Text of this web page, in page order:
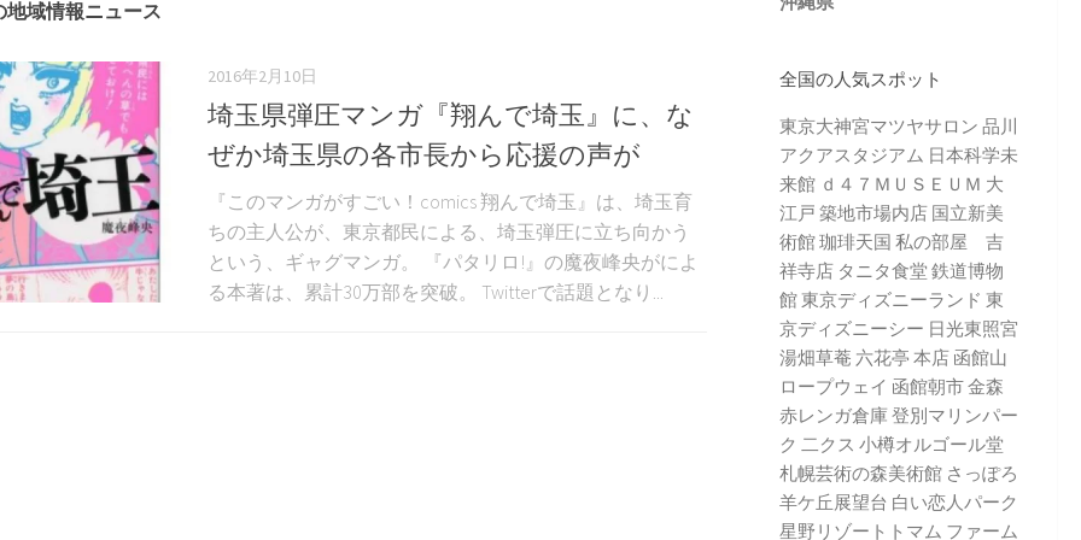
地域情報ニュース
2016年2月10日
埼玉県弾圧マンガ『翔んで埼玉』に、な
ぜか埼玉県の各市長から応援の声が
『このマンガがすごい！comics 翔んで埼玉』は、埼玉育
ちの主人公が、東京都民による、埼玉弾圧に立ち向かう
という、ギャグマンガ。 『パタリロ!』の魔夜峰央がによ
る本著は、累計30万部を突破。 Twitterで話題となり...
全国の人気スポット
東京大神宮マツヤサロン 品川
アクアスタジアム 日本科学未
来館 ｄ４７ＭＵＳＥＵＭ 大
江戸 築地市場内店 国立新美
術館珈琲天国 私の部屋 吉
祥寺店 タニタ食堂 鉄道博物
館東京ディズニーランド 東
京ディズニーシー 日光東照宮
湯畑草菴 六花亭 本店 函館山
ロープウェイ 函館朝市金森
赤レンガ倉庫登別マリンパー
ク 二クス 小樽オルゴール堂
札幌芸術の森美術館 さっぽろ
羊ケ丘展望台 白い恋人パーク
星野リゾートトマム ファーム